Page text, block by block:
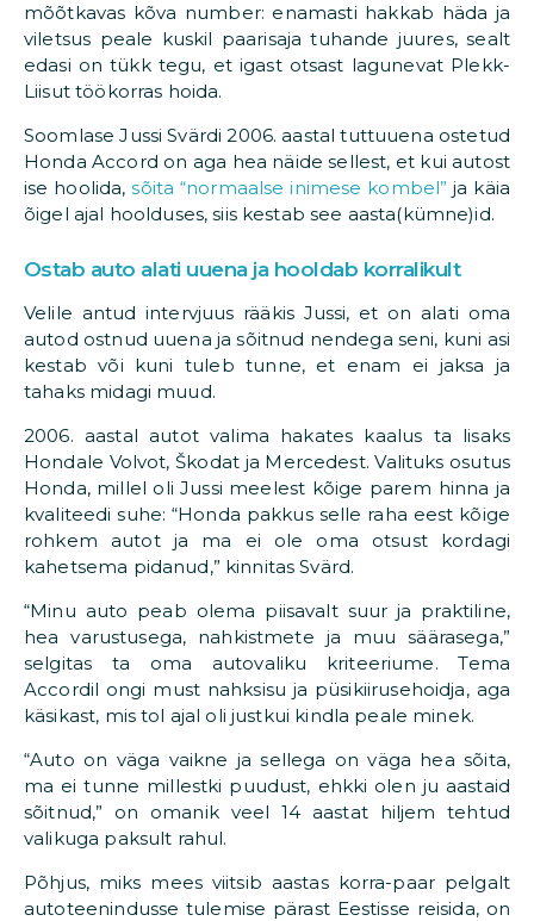
mõõtkavas kõva number: enamasti hakkab häda ja
viletsus peale kuskil paarisaja tuhande juures, sealt
edasi on tükk tegu, et igast otsast lagunevat Plekk-
Liisut töökorras hoida.
Soomlase Jussi Svärdi 2006. aastal tuttuuena ostetud
Honda Accord on aga hea näide sellest, et kui autost
ise hoolida,sõita “normaalse inimese kombel” ja käia
õigel ajal hoolduses, siis kestab see aasta(kümne)id.
Ostab auto alati uuena ja hooldab korralikult
Velile antud intervjuus rääkis Jussi, et on alati oma
autod ostnud uuena ja sõitnud nendega seni, kuni asi
kestab või kuni tuleb tunne, et enam ei jaksa ja
tahaks midagi muud.
2006. aastal autot valima hakates kaalus ta lisaks
Hondale Volvot, Škodat ja Mercedest. Valituks osutus
Honda, millel oli Jussi meelest kõige parem hinna ja
kvaliteedi suhe: “Honda pakkus selle raha eest kõige
rohkem autot ja ma ei ole oma otsust kordagi
kahetsema pidanud,” kinnitas Svärd.
“Minu auto peab olema piisavalt suur ja praktiline,
hea varustusega, nahkistmete ja muu säärasega,”
selgitas ta oma autovaliku kriteeriume. Tema
Accordil ongi must nahksisu ja püsikiirusehoidja, aga
käsikast, mis tol ajal oli justkui kindla peale minek.
“Auto on väga vaikne ja sellega on väga hea sõita,
ma ei tunne millestki puudust, ehkki olen ju aastaid
sõitnud,” on omanik veel 14 aastat hiljem tehtud
valikuga paksult rahul.
Põhjus, miks mees viitsib aastas korra-paar pelgalt
autoteenindusse tulemise pärast Eestisse reisida, on